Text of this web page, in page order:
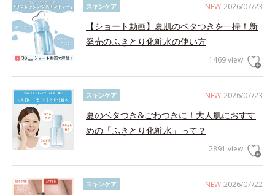
NEW 2026/07/23
スキンケア
【ショート動画】夏肌のベタつきを一掃！新
発売のふきとり化粧水の使い方
1469 view
NEW 2026/07/23
スキンケア
夏のベタつき&ごわつきに！大人肌におすす
めの「ふきとり化粧水」って？
2891 view
NEW 2026/07/22
スキンケア